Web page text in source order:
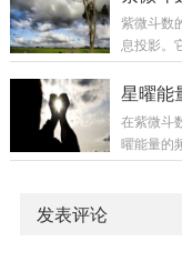
这种解读
的核心特
辰者，往
紫微斗数
息投影。
通多维空
关系：一
法则。太
律。杀破
在紫微斗
曜能量的
斗数玄学
发表评论